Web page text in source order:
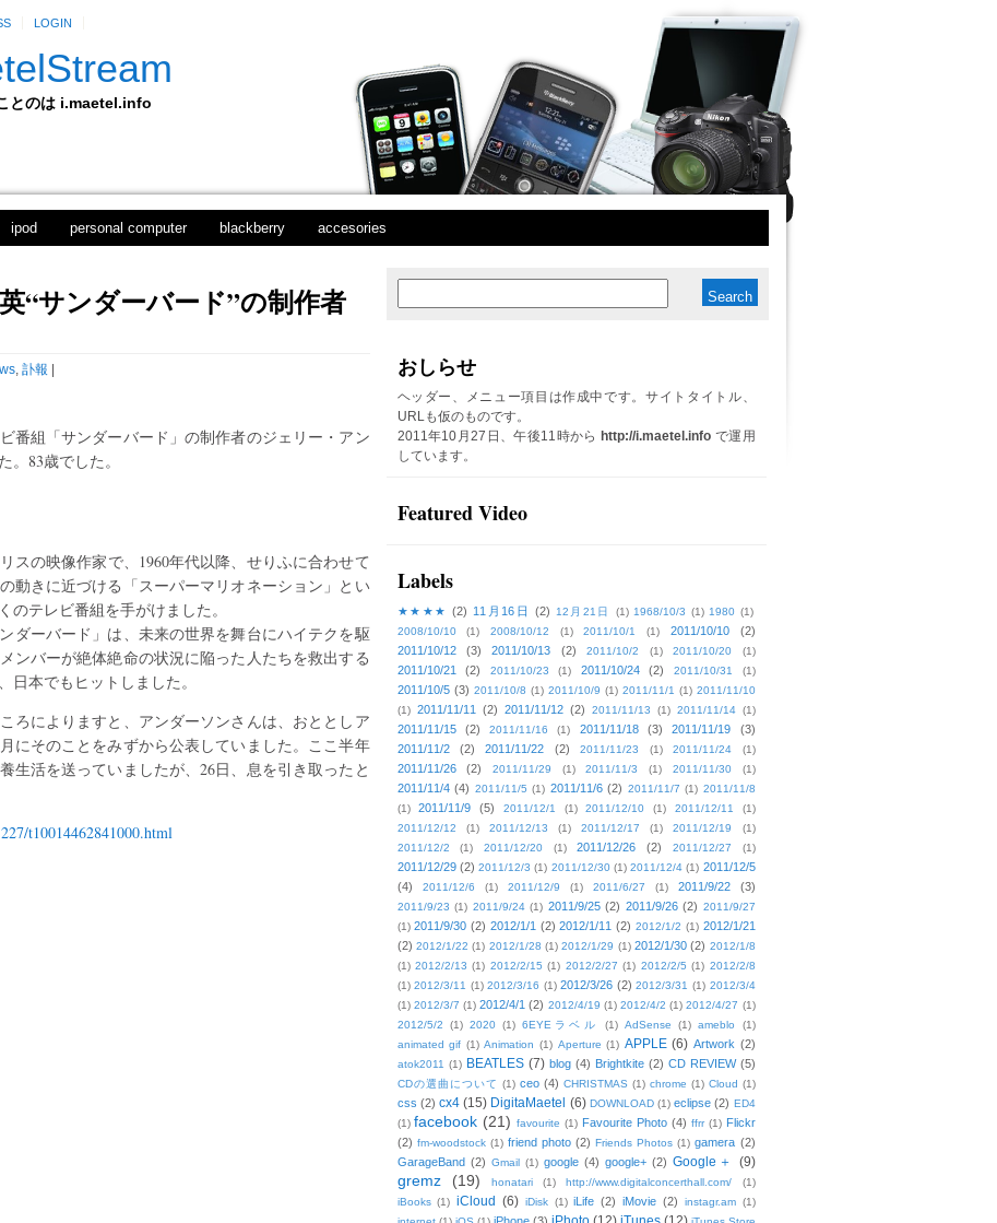
LOGIN
とのは i.maetel.info
ipod personal computer blackberry accesories
“サンダーバード”の制作者
, 訃報
番組「サンダーバード」の制作者のジェリー・アン
。83歳でした。
スの映像作家で、1960年代以降、せりふに合わせて
動きに近づける「スーパーマリオネーション」とい
のテレビ番組を手がけました。
ダーバード」は、未来の世界を舞台にハイテクを駆
ンバーが絶体絶命の状況に陥った人たちを救出する
日本でもヒットしました。
ろによりますと、アンダーソンさんは、おととしア
にそのことをみずから公表していました。ここ半年
生活を送っていましたが、26日、息を引き取ったと
t10014462841000.html
稿
おしらせ
ヘッダー、メニュー項目は作成中です。サイトタイトル、
URLも仮のものです。
2011年10月27日、午後11時から http://i.maetel.info で運用
しています。
Featured Video
Labels
★★★★ (2) 11月16日 (2) 12月21日 (1) 1968/10/3 (1) 1980 (1)
2008/10/10
(1) 2008/10/12 (1) 2011/10/1 (1) 2011/10/10
(2)
2011/10/12
(3) 2011/10/13 (2) 2011/10/2 (1) 2011/10/20 (1)
2011/10/21 (2) 2011/10/23 (1) 2011/10/24 (2) 2011/10/31 (1)
2011/10/5 (3) 2011/10/8 (1) 2011/10/9 (1) 2011/11/1 (1) 2011/11/10
(1) 2011/11/11 (2) 2011/11/12 (2) 2011/11/13 (1) 2011/11/14 (1)
2011/11/15 (2) 2011/11/16 (1) 2011/11/18 (3) 2011/11/19
(3)
2011/11/2
(2) 2011/11/22 (2) 2011/11/23 (1) 2011/11/24 (1)
2011/11/26 (2) 2011/11/29 (1) 2011/11/3 (1) 2011/11/30 (1)
2011/11/4 (4) 2011/11/5 (1) 2011/11/6 (2) 2011/11/7 (1) 2011/11/8
(1)
2011/11/9 (5) 2011/12/1 (1) 2011/12/10 (1) 2011/12/11
(1)
2011/12/12
(1) 2011/12/13 (1) 2011/12/17 (1) 2011/12/19
(1)
2011/12/2
(1) 2011/12/20 (1) 2011/12/26 (2) 2011/12/27 (1)
2011/12/29 (2) 2011/12/3 (1) 2011/12/30 (1) 2011/12/4 (1) 2011/12/5
(4)
2011/12/6 (1) 2011/12/9 (1) 2011/6/27 (1) 2011/9/22 (3)
2011/9/23 (1) 2011/9/24 (1) 2011/9/25 (2) 2011/9/26 (2) 2011/9/27
(1) 2011/9/30 (2) 2012/1/1 (2) 2012/1/11 (2) 2012/1/2 (1) 2012/1/21
(2) 2012/1/22 (1) 2012/1/28 (1) 2012/1/29 (1) 2012/1/30 (2) 2012/1/8
(1) 2012/2/13 (1) 2012/2/15 (1) 2012/2/27 (1) 2012/2/5 (1) 2012/2/8
(1) 2012/3/11 (1) 2012/3/16 (1) 2012/3/26 (2) 2012/3/31 (1) 2012/3/4
(1) 2012/3/7 (1) 2012/4/1 (2) 2012/4/19 (1) 2012/4/2 (1) 2012/4/27 (1)
2012/5/2
(1) 2020 (1) 6EYEラベル (1) AdSense (1) ameblo
(1)
animated gif (1) Animation (1) Aperture (1) APPLE (6) Artwork (2)
atok2011 (1) BEATLES (7) blog (4) Brightkite (2) CD REVIEW (5)
CDの選曲について (1) ceo (4) CHRISTMAS (1) chrome (1) Cloud (1)
css (2) cx4 (15) DigitaMaetel (6) DOWNLOAD (1) eclipse (2) ED4
(1) facebook (21) favourite (1) Favourite Photo (4) ffrr (1) Flickr
(2) fm-woodstock (1) friend photo (2) Friends Photos (1) gamera (2)
GarageBand (2) Gmail (1) google (4) google+ (2) Google＋ (9)
gremz (19) honatari (1) http://www.digitalconcerthall.com/
(1)
iBooks (1) iCloud (6) iDisk (1) iLife (2) iMovie (2) instagr.am (1)